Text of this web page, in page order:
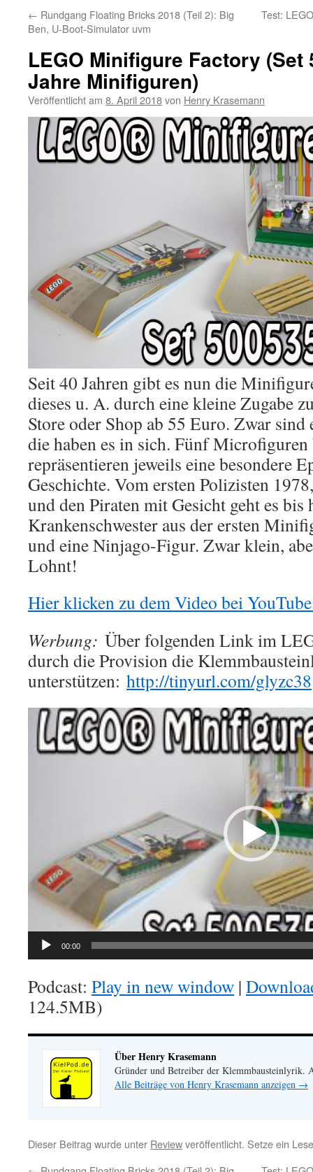
← Rundgang Floating Bricks 2018 (Teil 2): Big
Ben, U-Boot-Simulator uvm
Test:
LEGO Minifigure Factory (Set
Jahre Minifiguren)
Veröffentlicht am 8. April 2018von Henry Krasemann
Seit 40 Jahren gibt es nun die
dieses u. A. durch eine kleine Zugabe
Store oder Shop ab 55 Euro. Zwar sind
die haben es in sich. Fünf
repräsentieren jeweils eine besondere
Geschichte. Vom ersten Polizisten
und den Piraten mit Gesicht geht es bis
Krankenschwester aus der ersten
und eine Ninjago-Figur. Zwar klein,
Lohnt!
Hier klicken zu dem Video bei
Werbung: Über folgenden Link im
durch die Provision die
unterstützen: http://tinyurl.com/glyzc38
Video-
Player
00:00
Podcast: Play in new window |
124.5MB)
Über Henry Krasemann
Gründer und Betreiber der Klemmbausteinlyrik.
Alle Beiträge von Henry Krasemann anzeigen →
Dieser Beitrag wurde unter Reviewveröffentlicht. Setze ein